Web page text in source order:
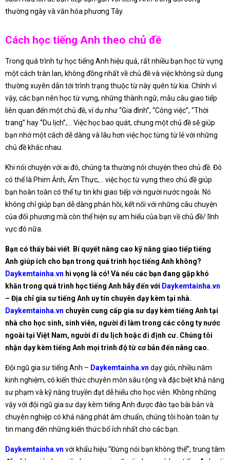
thường ngày và văn hóa phương Tây.
Cách học tiếng Anh theo chủ đề
Trong quá trình tự học tiếng Anh hiệu quả, rất nhiều bạn học từ vựng
một cách tràn lan, không đồng nhất về chủ đề và việc không sử dụng
thường xuyên dẫn tới trình trạng thuộc từ này quên từ kia. Chính vì
vậy, các bạn nên học từ vựng, những thành ngữ, mẫu câu giao tiếp
liên quan đến một chủ đề, ví dụ như “Gia đình”, “Công việc”, “Thời
trang” hay “Du lịch”,… Việc học bao quát, chung một chủ đề sẽ giúp
bạn nhớ một cách dễ dàng và lâu hơn việc học từng từ lẻ với những
chủ đề khác nhau.
Khi nói chuyện với ai đó, chúng ta thường nói chuyện theo chủ đề. Đó
có thể là Phim Ảnh, Ẩm Thực,… việc học từ vựng theo chủ đề giúp
bạn hoàn toàn có thể tự tin khi giao tiếp với người nước ngoài. Nó
không chỉ giúp bạn dễ dàng phản hồi, kết nối với những câu chuyện
của đối phương mà còn thể hiện sự am hiểu của bạn về chủ đề/ lĩnh
vực đó nữa.
Bạn có thấy bài viết Bí quyết nâng cao kỹ năng giao tiếp tiếng
Anh giúp ích cho bạn trong quá trình học tiếng Anh không?
Daykemtainha.vn hi vọng là có! Và nếu các bạn đang gặp khó
khăn trong quá trình học tiếng Anh hãy đến với Daykemtainha.vn
– Địa chỉ gia sư tiếng Anh uy tín chuyên dạy kèm tại nhà.
Daykemtainha.vn chuyên cung cấp gia sư dạy kèm tiếng Anh tại
nhà cho học sinh, sinh viên, người đi làm trong các công ty nước
ngoài tại Việt Nam, người đi du lịch hoặc đi định cư. Chúng tôi
nhận dạy kèm tiếng Anh mọi trình độ từ cơ bản đến nâng cao.
Đội ngũ gia sư tiếng Anh – Daykemtainha.vn dạy giỏi, nhiều năm
kinh nghiệm, có kiến thức chuyên môn sâu rộng và đặc biệt khả năng
sư phạm và kỹ năng truyền đạt dễ hiểu cho học viên. Không những
vậy với đội ngũ gia sư dạy kèm tiếng Anh được đào tạo bài bản và
chuyên nghiệp có khả năng phát âm chuẩn, chúng tôi hoàn toàn tự
tin mang đến những kiến thức bổ ích nhất cho các bạn.
Daykemtainha.vn với khẩu hiệu “Đừng nói bạn không thể”, trung tâm